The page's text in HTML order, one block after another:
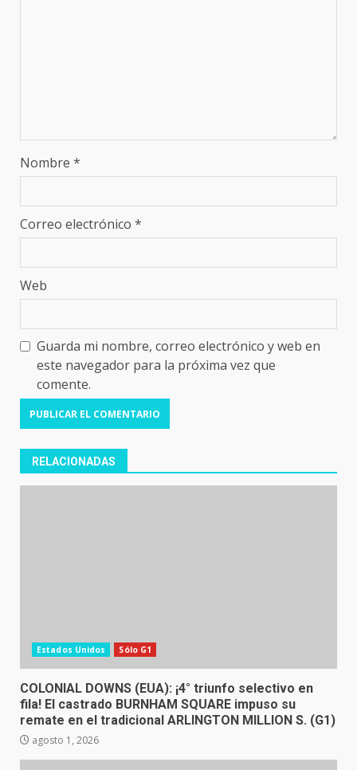
Nombre *
Correo electrónico *
Web
Guarda mi nombre, correo electrónico y web en
este navegador para la próxima vez que
comente.
RELACIONADAS
Estados Unidos Sólo G1
COLONIAL DOWNS (EUA): ¡4° triunfo selectivo en
fila! El castrado BURNHAM SQUARE impuso su
remate en el tradicional ARLINGTON MILLION S. (G1)
agosto 1, 2026